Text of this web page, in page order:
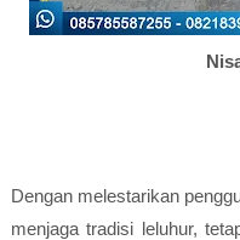
Dengan melestarikan
menjaga tradisi leluhur,